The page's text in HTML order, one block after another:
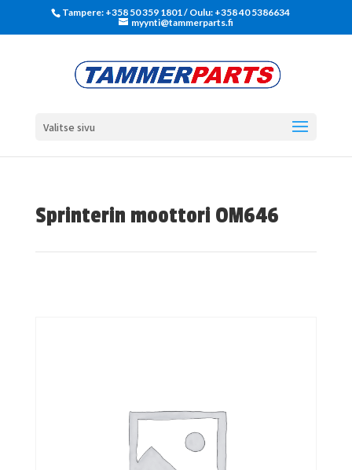
Tampere: +358 50 359 1801‬ / Oulu: +358 40 5386634
myynti@tammerparts.fi
Valitse sivu
Sprinterin moottori OM646